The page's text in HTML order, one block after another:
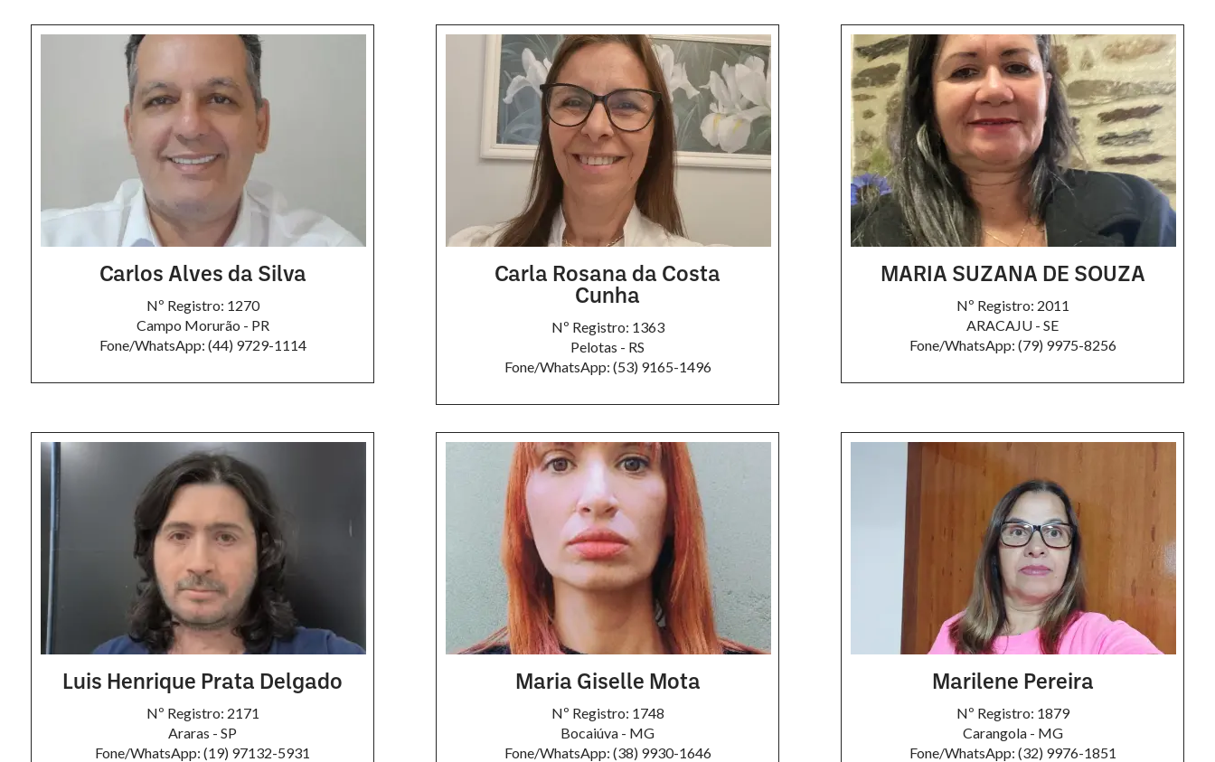
Carlos Alves da Silva
Nº Registro: 1270
Campo Morurão - PR
Fone/WhatsApp: (44) 9729-1114
Carla Rosana da Costa
Cunha
Nº Registro: 1363
Pelotas - RS
Fone/WhatsApp: (53) 9165-1496
MARIA SUZANA DE SOUZA
Nº Registro: 2011
ARACAJU - SE
Fone/WhatsApp: (79) 9975-8256
Luis Henrique Prata Delgado
Nº Registro: 2171
Araras - SP
Fone/WhatsApp: (19) 97132-5931
Maria Giselle Mota
Nº Registro: 1748
Bocaiúva - MG
Fone/WhatsApp: (38) 9930-1646
Marilene Pereira
Nº Registro: 1879
Carangola - MG
Fone/WhatsApp: (32) 9976-1851